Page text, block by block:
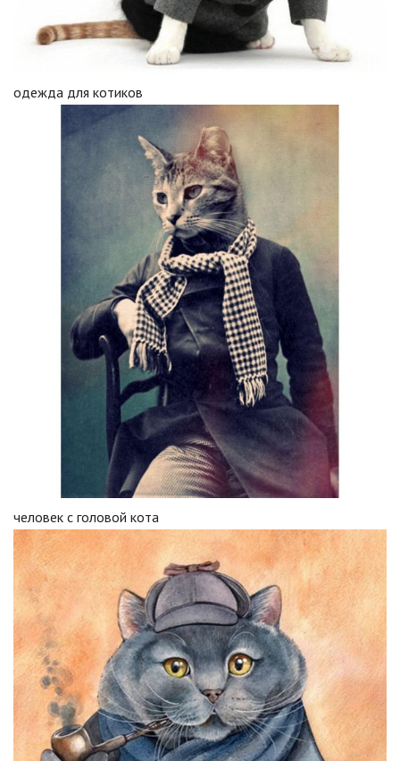
одежда для котиков
человек с головой кота